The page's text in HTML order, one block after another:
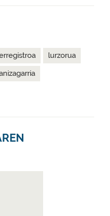
lurzorua